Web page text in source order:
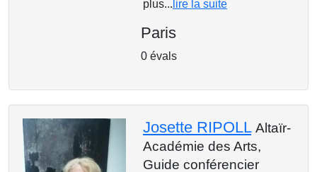
plus... lire la suite
Paris
0 évals
Josette RIPOLL Altaïr-
Académie des Arts,
Guide conférencier